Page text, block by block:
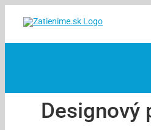
Designový